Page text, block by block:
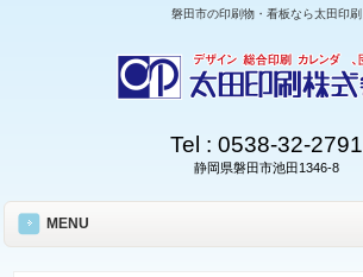
磐田市の印刷物・看板なら太田印刷
Tel : 0538-32-2791
静岡県磐田市池田1346-8
MENU